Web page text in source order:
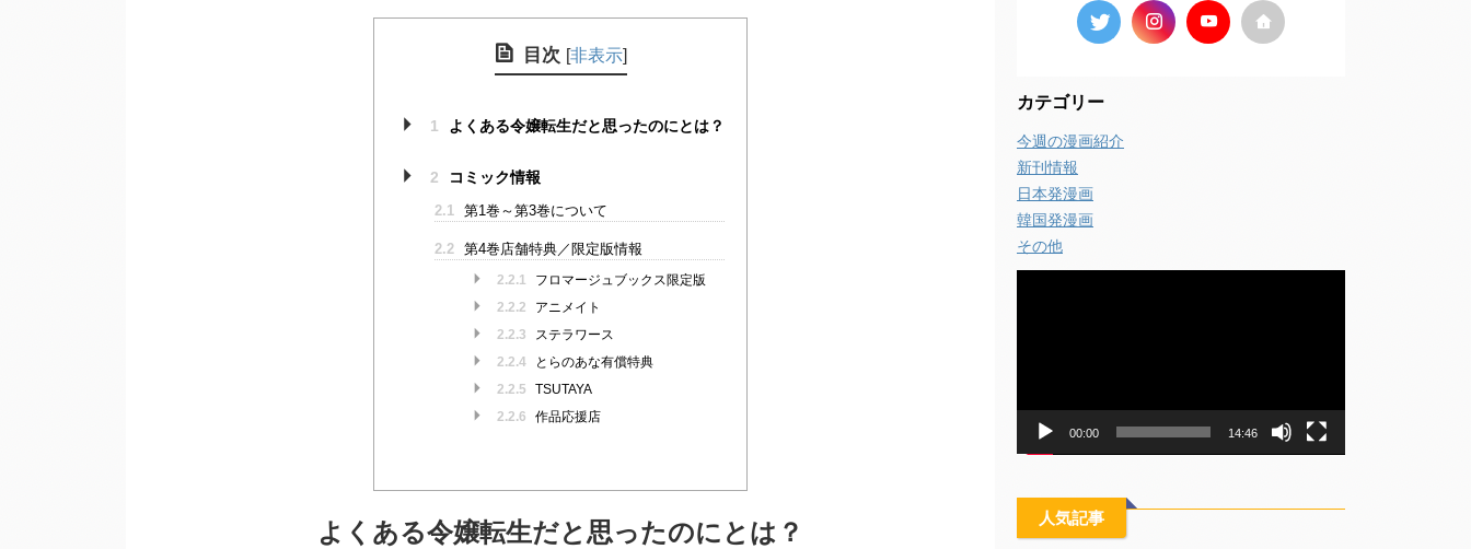
目次 [非表示]
1 よくある令嬢転生だと思ったのにとは？
2 コミック情報
2.1 第1巻～第3巻について
2.2 第4巻店舗特典／限定版情報
2.2.1
フロマージュブックス限定版
2.2.2
アニメイト
2.2.3
ステラワース
2.2.4
とらのあな有償特典
2.2.5
TSUTAYA
2.2.6
作品応援店
よくある令嬢転生だと思ったのにとは？
カテゴリー
今週の漫画紹介
新刊情報
日本発漫画
韓国発漫画
その他
00:00 14:46
人気記事